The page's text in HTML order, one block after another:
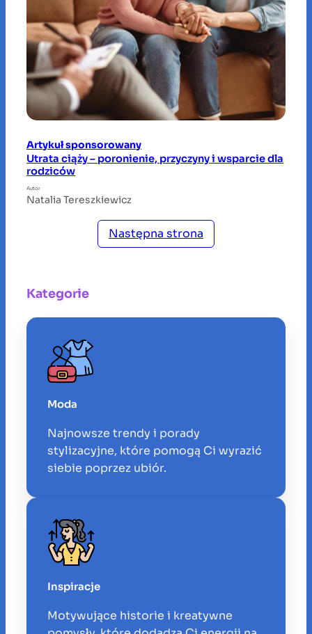
Artykuł sponsorowany
Utrata ciąży – poronienie, przyczyny i wsparcie dla
rodziców
Autor
Natalia Tereszkiewicz
Następna strona
Kategorie
Moda
Najnowsze trendy i porady
stylizacyjne, które pomogą Ci wyrazić
siebie poprzez ubiór.
Inspiracje
Motywujące historie i kreatywne